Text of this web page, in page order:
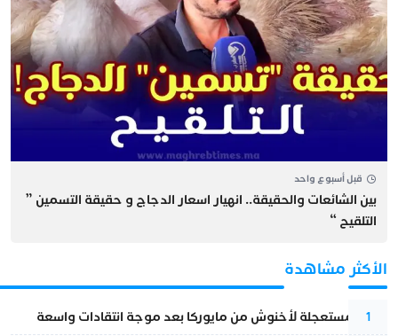
قبل أسبوع واحد
بين الشائعات والحقيقة.. انهيار اسعار الدجاج و حقيقة التسمين ”
التلقيح “
الأكثر مشاهدة
1
عودة مستعجلة لأخنوش من مايوركا بعد موجة انتقادات واسعة